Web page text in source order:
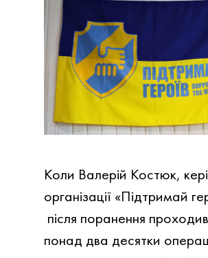
Коли Валерій Костюк,
організації «Підтримай
після поранення
понад два десятки